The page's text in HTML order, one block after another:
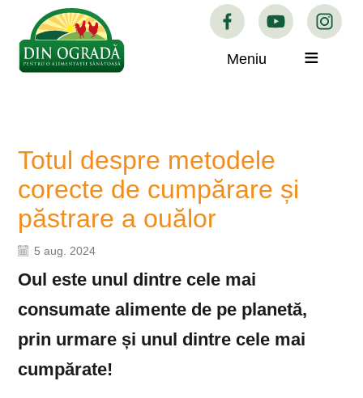
Meniu
Totul despre metodele
corecte de cumpărare și
păstrare a ouălor
5 aug. 2024
Oul este unul dintre cele mai
consumate alimente de pe planetă,
prin urmare și unul dintre cele mai
cumpărate!